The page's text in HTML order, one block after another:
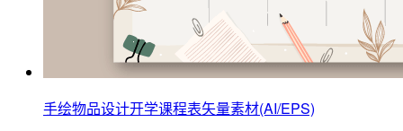
手绘物品设计开学课程表矢量素材(AI/EPS)